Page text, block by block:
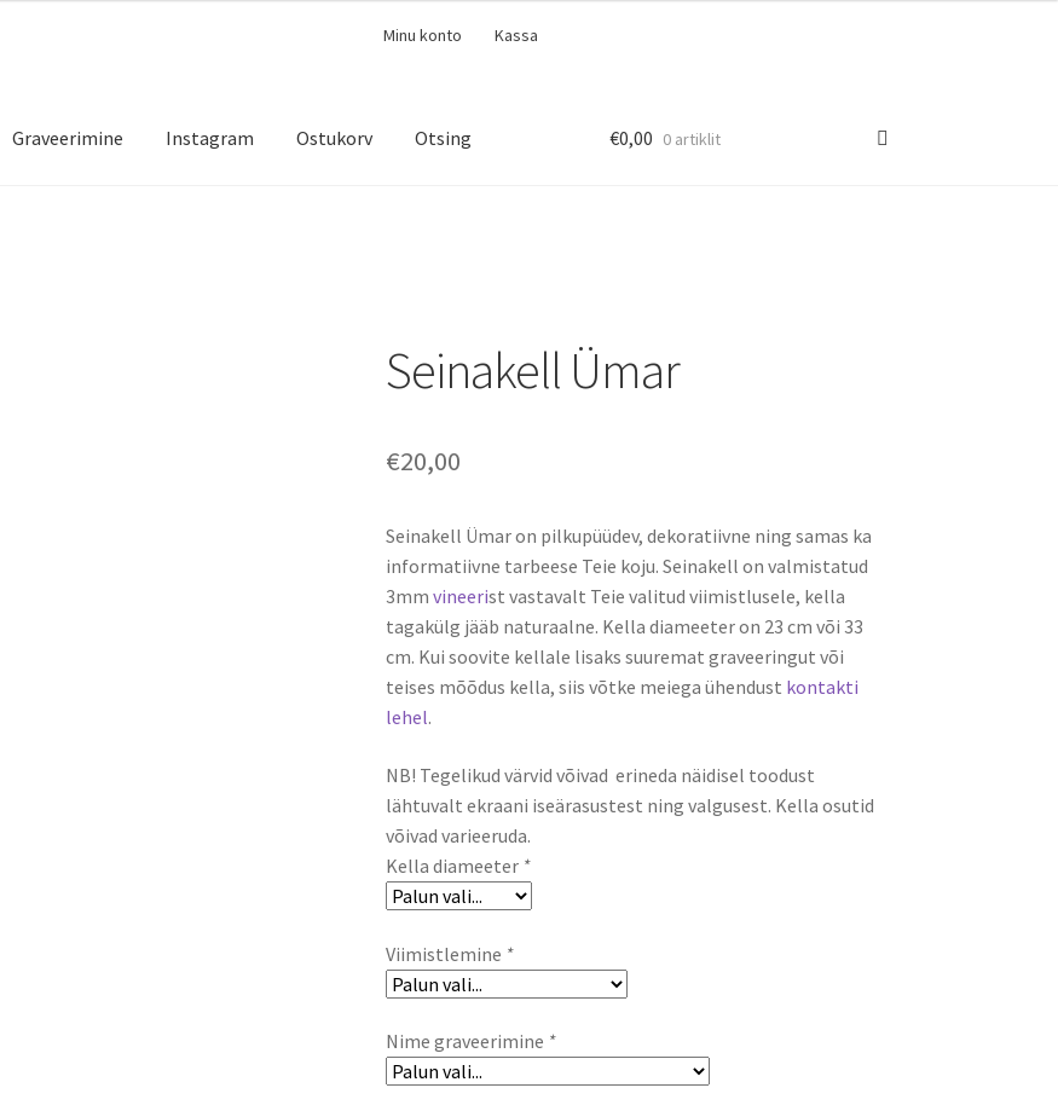
Minu konto Kassa
Graveerimine Instagram Ostukorv Otsing €0,00 0 artiklit
Seinakell Ümar
€20,00
Seinakell Ümar on pilkupüüdev, dekoratiivne ning samas ka
informatiivne tarbeese Teie koju. Seinakell on valmistatud
3mm vineerist vastavalt Teie valitud viimistlusele, kella
tagakülg jääb naturaalne. Kella diameeter on 23 cm või 33
cm. Kui soovite kellale lisaks suuremat graveeringut või
teises mõõdus kella, siis võtke meiega ühendust kontakti
lehel.
NB! Tegelikud värvid võivad erineda näidisel toodust
lähtuvalt ekraani iseärasustest ning valgusest. Kella osutid
võivad varieeruda.
Kella diameeter *
Viimistlemine *
Nime graveerimine *